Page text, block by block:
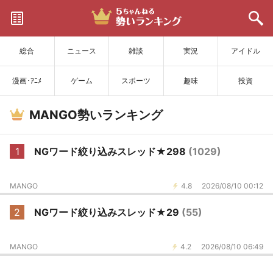
総合 ニュース 雑談 実況 アイドル
漫画･ｱﾆﾒ ゲーム スポーツ 趣味 投資
サイトを更新
MANGO勢いランキング
1 NGワード絞り込みスレッド★298 (1029)
4.8 2026/08/10 00:12
MANGO
2 NGワード絞り込みスレッド★29 (55)
4.2 2026/08/10 06:49
MANGO